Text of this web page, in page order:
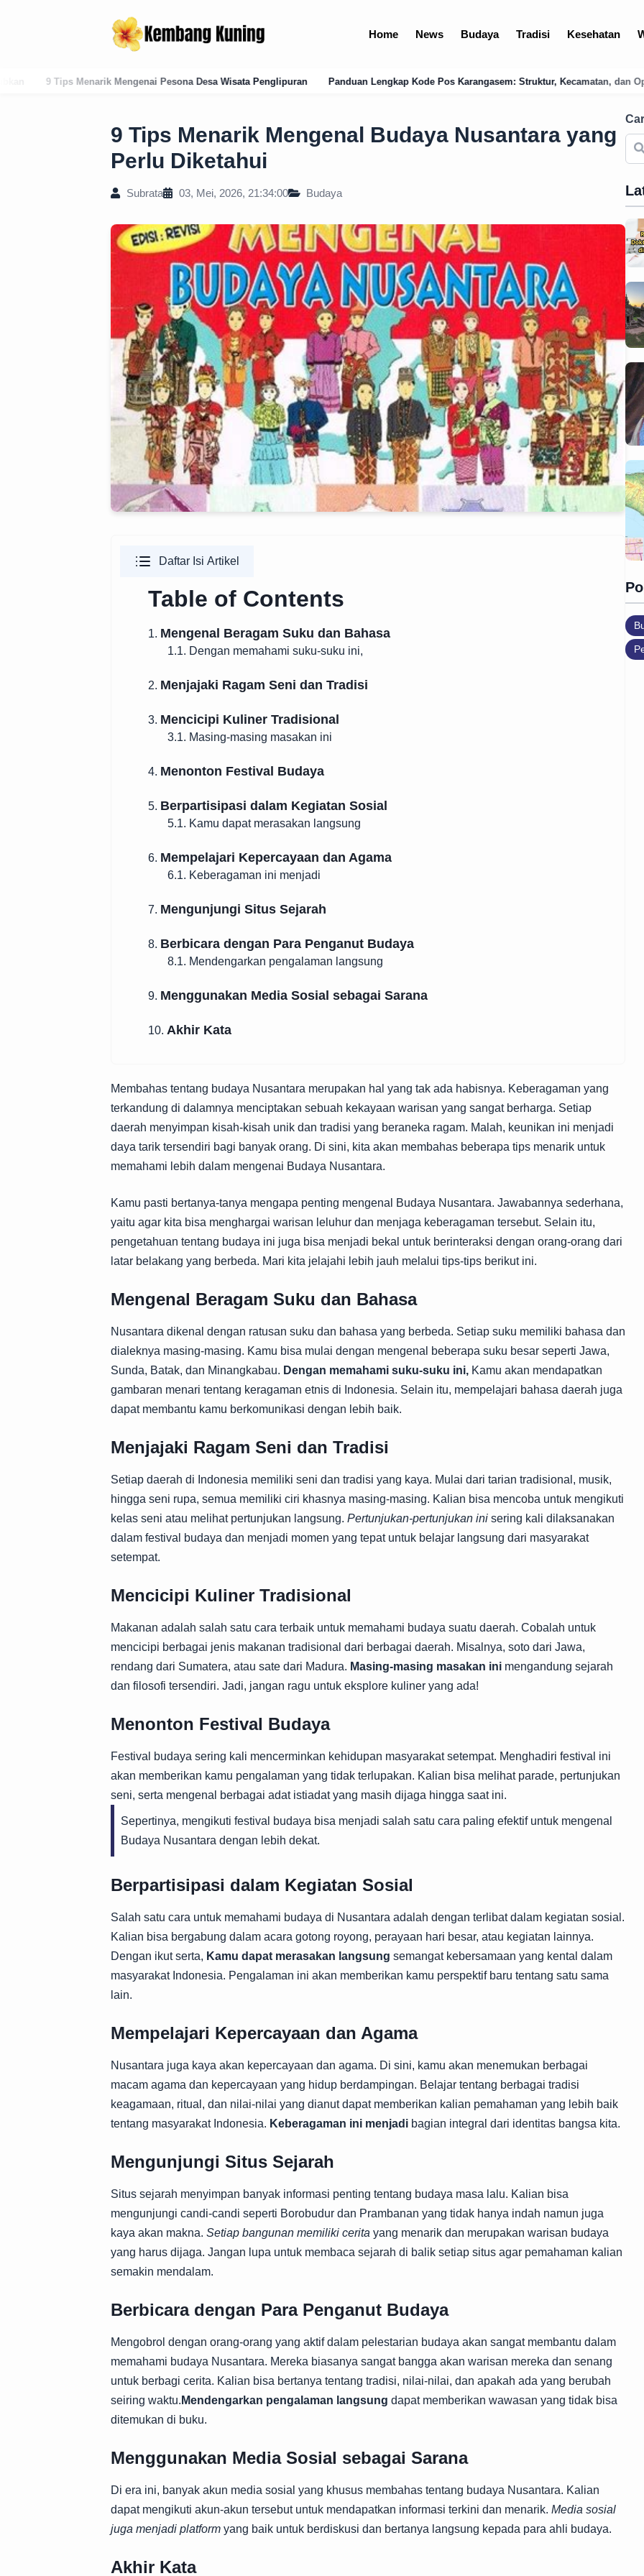
Home News Budaya Tradisi Kesehatan
Pesona Desa Wisata Penglipuran Panduan Lengkap Kode Pos Karangasem: Struktur, Kecamatan, dan Optimalisasi Logistik Bali Timur
9 Tips Menarik Mengenal Budaya Nusantara yang
Perlu Diketahui
Subrata 03, Mei, 2026, 21:34:00 Budaya
Daftar Isi Artikel
Table of Contents
1. Mengenal Beragam Suku dan Bahasa
1.1. Dengan memahami suku-suku ini,
2. Menjajaki Ragam Seni dan Tradisi
3. Mencicipi Kuliner Tradisional
3.1. Masing-masing masakan ini
4. Menonton Festival Budaya
5. Berpartisipasi dalam Kegiatan Sosial
5.1. Kamu dapat merasakan langsung
6. Mempelajari Kepercayaan dan Agama
6.1. Keberagaman ini menjadi
7. Mengunjungi Situs Sejarah
8. Berbicara dengan Para Penganut Budaya
8.1. Mendengarkan pengalaman langsung
9. Menggunakan Media Sosial sebagai Sarana
10. Akhir Kata
Membahas tentang budaya Nusantara merupakan hal yang tak ada habisnya. Keberagaman yang
terkandung di dalamnya menciptakan sebuah kekayaan warisan yang sangat berharga. Setiap
daerah menyimpan kisah-kisah unik dan tradisi yang beraneka ragam. Malah, keunikan ini menjadi
daya tarik tersendiri bagi banyak orang. Di sini, kita akan membahas beberapa tips menarik untuk
memahami lebih dalam mengenai Budaya Nusantara.
Kamu pasti bertanya-tanya mengapa penting mengenal Budaya Nusantara. Jawabannya sederhana,
yaitu agar kita bisa menghargai warisan leluhur dan menjaga keberagaman tersebut. Selain itu,
pengetahuan tentang budaya ini juga bisa menjadi bekal untuk berinteraksi dengan orang-orang dari
latar belakang yang berbeda. Mari kita jelajahi lebih jauh melalui tips-tips berikut ini.
Mengenal Beragam Suku dan Bahasa
Nusantara dikenal dengan ratusan suku dan bahasa yang berbeda. Setiap suku memiliki bahasa dan
dialeknya masing-masing. Kamu bisa mulai dengan mengenal beberapa suku besar seperti Jawa,
Sunda, Batak, dan Minangkabau. Dengan memahami suku-suku ini, Kamu akan mendapatkan
gambaran menari tentang keragaman etnis di Indonesia. Selain itu, mempelajari bahasa daerah juga
dapat membantu kamu berkomunikasi dengan lebih baik.
Menjajaki Ragam Seni dan Tradisi
Setiap daerah di Indonesia memiliki seni dan tradisi yang kaya. Mulai dari tarian tradisional, musik,
hingga seni rupa, semua memiliki ciri khasnya masing-masing. Kalian bisa mencoba untuk mengikuti
kelas seni atau melihat pertunjukan langsung. Pertunjukan-pertunjukan ini sering kali dilaksanakan
dalam festival budaya dan menjadi momen yang tepat untuk belajar langsung dari masyarakat
setempat.
Mencicipi Kuliner Tradisional
Makanan adalah salah satu cara terbaik untuk memahami budaya suatu daerah. Cobalah untuk
mencicipi berbagai jenis makanan tradisional dari berbagai daerah. Misalnya, soto dari Jawa,
rendang dari Sumatera, atau sate dari Madura. Masing-masing masakan ini mengandung sejarah
dan filosofi tersendiri. Jadi, jangan ragu untuk eksplore kuliner yang ada!
Menonton Festival Budaya
Festival budaya sering kali mencerminkan kehidupan masyarakat setempat. Menghadiri festival ini
akan memberikan kamu pengalaman yang tidak terlupakan. Kalian bisa melihat parade, pertunjukan
seni, serta mengenal berbagai adat istiadat yang masih dijaga hingga saat ini.
Sepertinya, mengikuti festival budaya bisa menjadi salah satu cara paling efektif untuk mengenal
Budaya Nusantara dengan lebih dekat.
Berpartisipasi dalam Kegiatan Sosial
Salah satu cara untuk memahami budaya di Nusantara adalah dengan terlibat dalam kegiatan sosial.
Kalian bisa bergabung dalam acara gotong royong, perayaan hari besar, atau kegiatan lainnya.
Dengan ikut serta, Kamu dapat merasakan langsung semangat kebersamaan yang kental dalam
masyarakat Indonesia. Pengalaman ini akan memberikan kamu perspektif baru tentang satu sama
lain.
Mempelajari Kepercayaan dan Agama
Nusantara juga kaya akan kepercayaan dan agama. Di sini, kamu akan menemukan berbagai
macam agama dan kepercayaan yang hidup berdampingan. Belajar tentang berbagai tradisi
keagamaan, ritual, dan nilai-nilai yang dianut dapat memberikan kalian pemahaman yang lebih baik
tentang masyarakat Indonesia. Keberagaman ini menjadi bagian integral dari identitas bangsa kita.
Mengunjungi Situs Sejarah
Situs sejarah menyimpan banyak informasi penting tentang budaya masa lalu. Kalian bisa
mengunjungi candi-candi seperti Borobudur dan Prambanan yang tidak hanya indah namun juga
kaya akan makna. Setiap bangunan memiliki cerita yang menarik dan merupakan warisan budaya
yang harus dijaga. Jangan lupa untuk membaca sejarah di balik setiap situs agar pemahaman kalian
semakin mendalam.
Berbicara dengan Para Penganut Budaya
Mengobrol dengan orang-orang yang aktif dalam pelestarian budaya akan sangat membantu dalam
memahami budaya Nusantara. Mereka biasanya sangat bangga akan warisan mereka dan senang
untuk berbagi cerita. Kalian bisa bertanya tentang tradisi, nilai-nilai, dan apakah ada yang berubah
seiring waktu. Mendengarkan pengalaman langsung dapat memberikan wawasan yang tidak bisa
ditemukan di buku.
Menggunakan Media Sosial sebagai Sarana
Di era ini, banyak akun media sosial yang khusus membahas tentang budaya Nusantara. Kalian
dapat mengikuti akun-akun tersebut untuk mendapatkan informasi terkini dan menarik. Media sosial
juga menjadi platform yang baik untuk berdiskusi dan bertanya langsung kepada para ahli budaya.
Akhir Kata